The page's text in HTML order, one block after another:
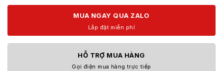
MUA NGAY QUA ZALO
Lắp đặt miễn phí
HỖ TRỢ MUA HÀNG
Gọi điện mua hàng trực tiếp